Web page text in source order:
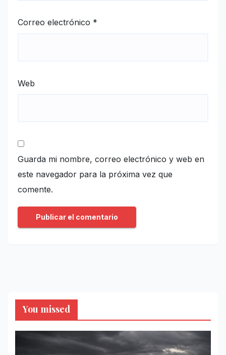
Correo electrónico *
Web
Guarda mi nombre, correo electrónico y web en
este navegador para la próxima vez que
comente.
You missed